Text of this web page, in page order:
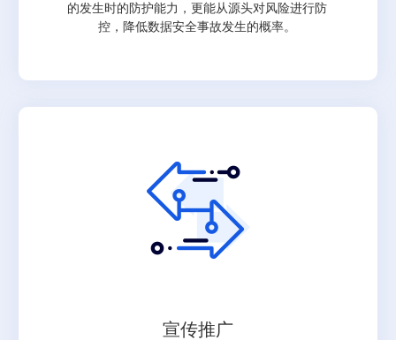
的发生时的防护能力，更能从源头对风险进行防
控，降低数据安全事故发生的概率。
宣传推广